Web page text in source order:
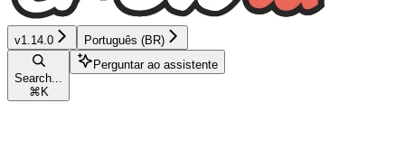
v1.14.0 Português (BR)
Search...
⌘ K
Perguntar ao assistente